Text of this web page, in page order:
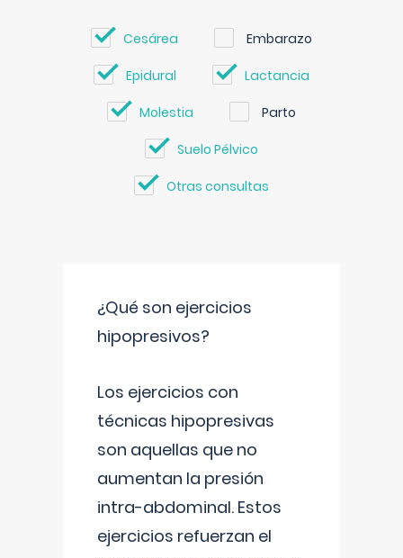
Cesárea Embarazo
Epidural Lactancia
Molestia Parto
Suelo Pélvico
Otras consultas
¿Qué son ejercicios
hipopresivos?
Los ejercicios con
técnicas hipopresivas
son aquellas que no
aumentan la presión
intra-abdominal. Estos
ejercicios refuerzan el